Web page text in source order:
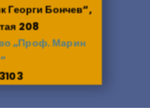
Георги Бончев“,
208
„Проф. Марин